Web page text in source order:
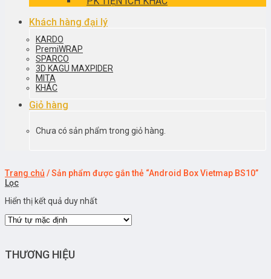
Khách hàng đại lý
KARDO
PremiWRAP
SPARCO
3D KAGU MAXPIDER
MITA
KHÁC
Giỏ hàng
Chưa có sản phẩm trong giỏ hàng.
Trang chủ /Sản phẩm được gắn thẻ “Android Box Vietmap BS10”
Lọc
Hiển thị kết quả duy nhất
THƯƠNG HIỆU